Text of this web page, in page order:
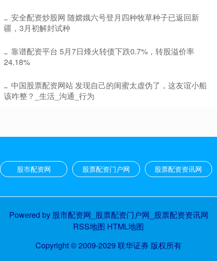
​安全配资炒股网 随嫦娥六号登月四种牧草种子已返回新
疆，3月初解封试种
​靠谱配资平台 5月7日烽火转债下跌0.7%，转股溢价率
24.18%
​中国股票配资网站 发现自己的闺蜜太虚伪了，这友谊小船
该咋整？_生活_沟通_行为
股市配资网 股票配资门户网 股票配资资讯网
Powered by 股市配资网_股票配资门户网_股票配资资讯网
RSS地图 HTML地图
Copyright© 2009-2029 联华证券 版权所有